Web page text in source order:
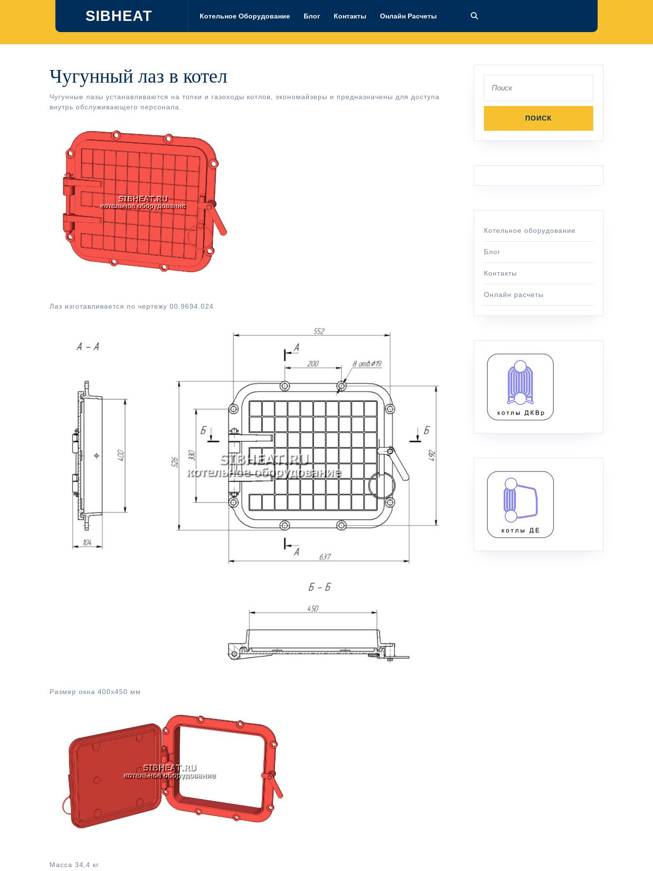
SIBHEAT Котельное Оборудование Блог Контакты Онлайн Расчеты
Чугунный лаз в котел
Чугунные лазы устанавливаются на топки и газоходы котлов, экономайзеры и предназначены для доступа
внутрь обслуживающего персонала.
Лаз изготавливается по чертежу 00.9694.024
Размер окна 400х450 мм
Масса 34,4 кг
по:
Котельное оборудование
Блог
Контакты
Онлайн расчеты